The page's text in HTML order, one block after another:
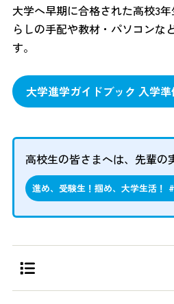
大学へ早期に合格された高校3
らしの手配や教材・パソコンな
す。
大学進学ガイドブック 入学準
高校生の皆さまへは、先輩の
進め、受験生！掴め、大学生活！